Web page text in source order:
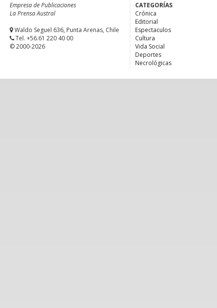
Empresa de Publicaciones
La Prensa Austral
Waldo Seguel 636, Punta Arenas, Chile
Tel. +56.61 220 40 00
© 2000-2026
CATEGORÍAS
Crónica
Editorial
Espectaculos
Cultura
Vida Social
Deportes
Necrológicas